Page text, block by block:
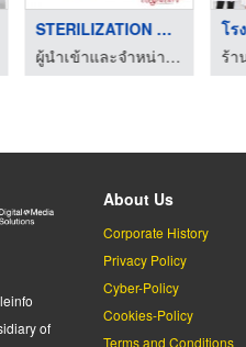
STERILIZATION GUSSET ...
ผู้นำเข้าและจำหน่ายอุปกรณ์ทางการแพทย์ - เมทต้า อีควิปเมนท์
of
About Us
Corporate History
Privacy Policy
Cyber-Policy
Cookies-Policy
Terms and Conditions